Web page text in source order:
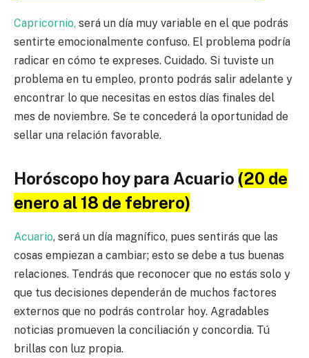
Capricornio, será un día muy variable en el que podrás
sentirte emocionalmente confuso. El problema podría
radicar en cómo te expreses. Cuidado. Si tuviste un
problema en tu empleo, pronto podrás salir adelante y
encontrar lo que necesitas en estos días finales del
mes de noviembre. Se te concederá la oportunidad de
sellar una relación favorable.
Horóscopo hoy para Acuario (20 de
enero al 18 de febrero)
Acuario, será un día magnífico, pues sentirás que las
cosas empiezan a cambiar; esto se debe a tus buenas
relaciones. Tendrás que reconocer que no estás solo y
que tus decisiones dependerán de muchos factores
externos que no podrás controlar hoy. Agradables
noticias promueven la conciliación y concordia. Tú
brillas con luz propia.